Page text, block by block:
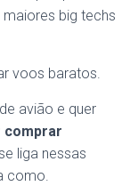
big techs
voos baratos.
avião e quer
comprar
liga nessas
como.